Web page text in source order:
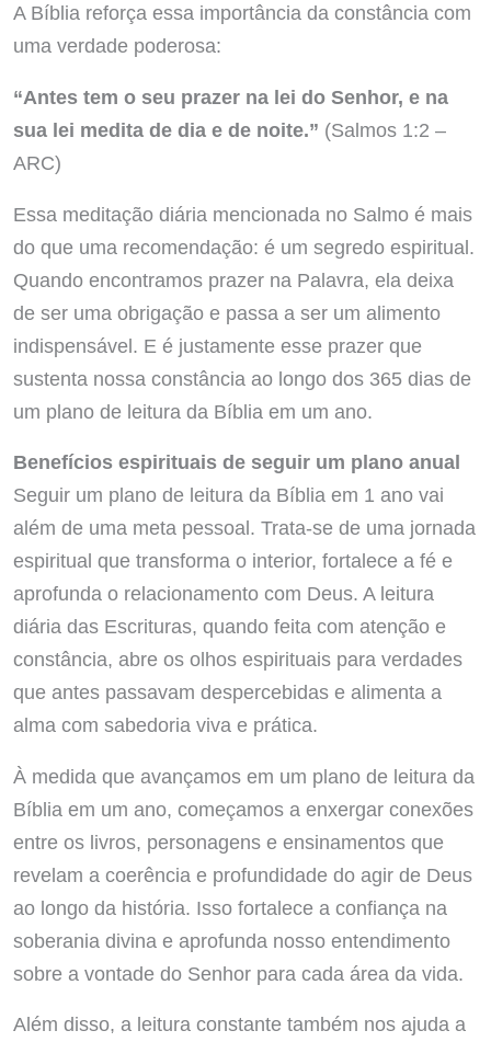
A Bíblia reforça essa importância da constância com
uma verdade poderosa:
“Antes tem o seu prazer na lei do Senhor, e na
sua lei medita de dia e de noite.” (Salmos 1:2 –
ARC)
Essa meditação diária mencionada no Salmo é mais
do que uma recomendação: é um segredo espiritual.
Quando encontramos prazer na Palavra, ela deixa
de ser uma obrigação e passa a ser um alimento
indispensável. E é justamente esse prazer que
sustenta nossa constância ao longo dos 365 dias de
um plano de leitura da Bíblia em um ano.
Benefícios espirituais de seguir um plano anual
Seguir um plano de leitura da Bíblia em 1 ano vai
além de uma meta pessoal. Trata-se de uma jornada
espiritual que transforma o interior, fortalece a fé e
aprofunda o relacionamento com Deus. A leitura
diária das Escrituras, quando feita com atenção e
constância, abre os olhos espirituais para verdades
que antes passavam despercebidas e alimenta a
alma com sabedoria viva e prática.
À medida que avançamos em um plano de leitura da
Bíblia em um ano, começamos a enxergar conexões
entre os livros, personagens e ensinamentos que
revelam a coerência e profundidade do agir de Deus
ao longo da história. Isso fortalece a confiança na
soberania divina e aprofunda nosso entendimento
sobre a vontade do Senhor para cada área da vida.
Além disso, a leitura constante também nos ajuda a